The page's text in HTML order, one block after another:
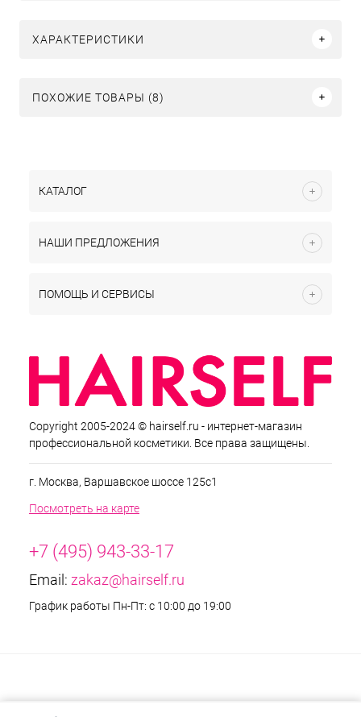
ХАРАКТЕРИСТИКИ
ПОХОЖИЕ ТОВАРЫ (8)
КАТАЛОГ
НАШИ ПРЕДЛОЖЕНИЯ
ПОМОЩЬ И СЕРВИСЫ
Copyright 2005-2024 © hairself.ru - интернет-магазин
профессиональной косметики. Все права защищены.
г. Москва, Варшавское шоссе 125с1
Посмотреть на карте
+7 (495) 943-33-17
Email: zakaz@hairself.ru
График работы Пн-Пт: с 10:00 до 19:00